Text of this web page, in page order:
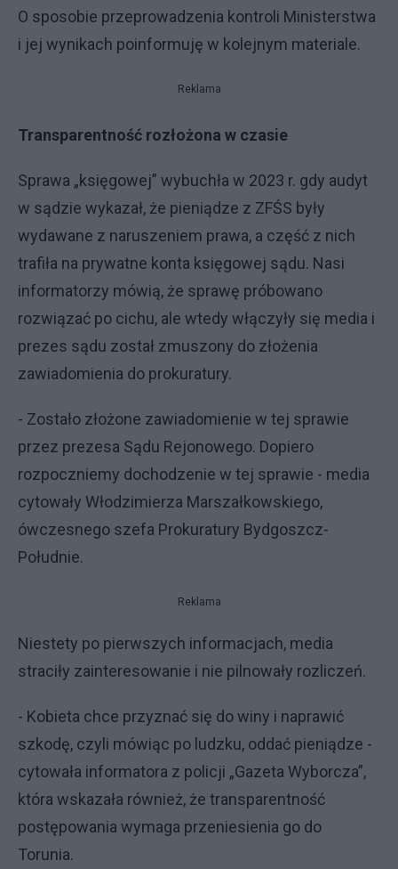
O sposobie przeprowadzenia kontroli Ministerstwa
i jej wynikach poinformuję w kolejnym materiale.
Reklama
Transparentność rozłożona w czasie
Sprawa „księgowej” wybuchła w 2023 r. gdy audyt
w sądzie wykazał, że pieniądze z ZFŚS były
wydawane z naruszeniem prawa, a część z nich
trafiła na prywatne konta księgowej sądu. Nasi
informatorzy mówią, że sprawę próbowano
rozwiązać po cichu, ale wtedy włączyły się media i
prezes sądu został zmuszony do złożenia
zawiadomienia do prokuratury.
- Zostało złożone zawiadomienie w tej sprawie
przez prezesa Sądu Rejonowego. Dopiero
rozpoczniemy dochodzenie w tej sprawie - media
cytowały Włodzimierza Marszałkowskiego,
ówczesnego szefa Prokuratury Bydgoszcz-
Południe.
Reklama
Niestety po pierwszych informacjach, media
straciły zainteresowanie i nie pilnowały rozliczeń.
- Kobieta chce przyznać się do winy i naprawić
szkodę, czyli mówiąc po ludzku, oddać pieniądze -
cytowała informatora z policji „Gazeta Wyborcza”,
która wskazała również, że transparentność
postępowania wymaga przeniesienia go do
Torunia.